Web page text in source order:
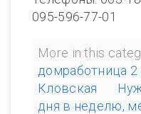
095-596-77-01
More in this
домработница
Кловская
дня в неделю,